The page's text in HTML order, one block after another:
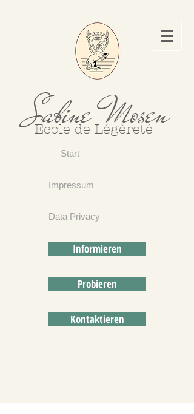
Sabine Mosen
Ecole de Légèreté
Start
Impressum
Data Privacy
Informieren
Probieren
Kontaktieren